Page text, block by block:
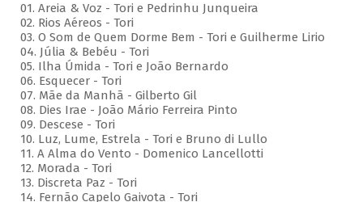
01. Areia & Voz - Tori e Pedrinhu Junqueira
02. ⁠Rios Aéreos - Tori
03. O Som de Quem Dorme Bem - Tori e Guilherme Lirio
04. Júlia & Bebéu - Tori
05. Ilha Úmida - Tori e João Bernardo
06. Esquecer - Tori
07. Mãe da Manhã - Gilberto Gil
08. Dies Irae - João Mário Ferreira Pinto
09. Descese - Tori
10. Luz, Lume, Estrela - Tori e Bruno di Lullo
11. A Alma do Vento - Domenico Lancellotti
12. Morada - Tori
13. Discreta Paz - Tori
14. Fernão Capelo Gaivota - Tori